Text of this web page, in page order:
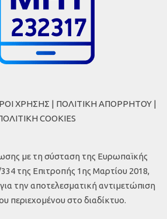
ΧΡΗΣΗΣ | ΠΟΛΙΤΙΚΗ ΑΠΟΡΡΗΤΟΥ |
COOKIES
με τη σύσταση της Ευρωπαϊκής
της Επιτροπής 1ης Μαρτίου 2018,
την αποτελεσματική αντιμετώπιση
περιεχομένου στο διαδίκτυο.